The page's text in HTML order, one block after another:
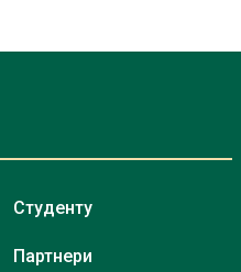
Студенту
Партнери